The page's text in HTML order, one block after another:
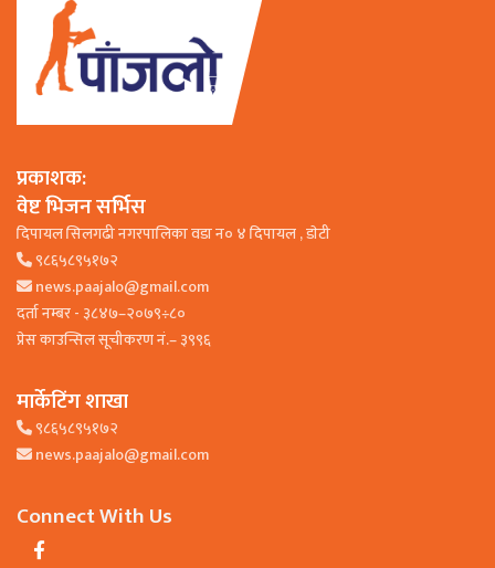
प्रकाशक:
वेष्ट भिजन सर्भिस
दिपायल सिलगढी नगरपालिका वडा न० ४ दिपायल , डाेटी
९८६५८९५१७२
news.paajalo@gmail.com
दर्ता नम्बर - ३८४७–२०७९÷८०
प्रेस काउन्सिल सूचीकरण नं.– ३९९६
मार्केटिंग शाखा
९८६५८९५१७२
news.paajalo@gmail.com
Connect With Us